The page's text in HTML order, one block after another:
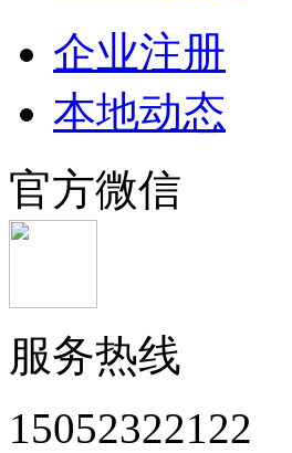
企业注册
本地动态
官方微信
服务热线
15052322122